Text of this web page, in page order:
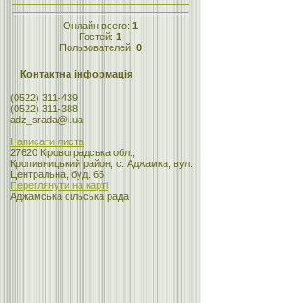
Онлайн всего: 1
Гостей: 1
Пользователей: 0
Контактна інформація
(0522) 311-439
(0522) 311-388
adz_srada@i.ua
Написати листа
27620 Кіровоградська обл.,
Кропивницький район, с. Аджамка, вул.
Центральна, буд. 65
Переглянути на карті
Аджамська сільська рада